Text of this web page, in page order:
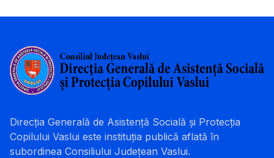
Direcția Generală de Asistență Socială și Protecția
Copilului Vaslui este instituția publică aflată în
subordinea Consiliului Județean Vaslui.